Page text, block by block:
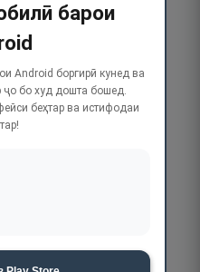
барои
Android боргирӣ кунед ва
ҷо бо худ дошта бошед.
беҳтар ва истифодаи